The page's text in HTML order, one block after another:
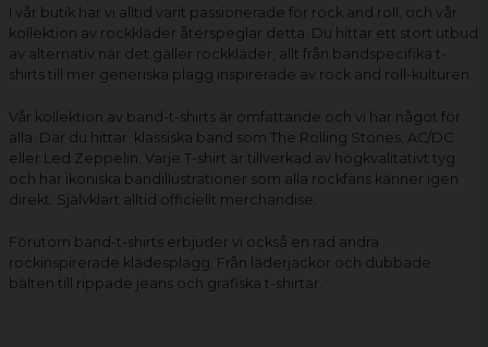
I vår butik har vi alltid varit passionerade för rock and roll, och vår
kollektion av rockkläder återspeglar detta. Du hittar ett stort utbud
av alternativ när det gäller rockkläder, allt från bandspecifika t-
shirts till mer generiska plagg inspirerade av rock and roll-kulturen.
Vår kollektion av band-t-shirts är omfattande och vi har något för
alla. Där du hittar klassiska band som The Rolling Stones, AC/DC
eller Led Zeppelin. Varje T-shirt är tillverkad av högkvalitativt tyg
och har ikoniska bandillustrationer som alla rockfans känner igen
direkt. Självklart alltid officiellt merchandise.
Förutom band-t-shirts erbjuder vi också en rad andra
rockinspirerade klädesplagg. Från läderjackor och dubbade
bälten till rippade jeans och grafiska t-shirtar.